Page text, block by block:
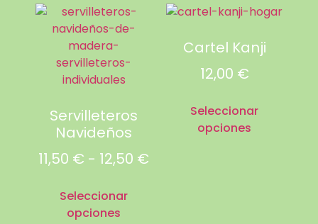
Servilleteros
Navideños
11,50 € - 12,50 €
Seleccionar
opciones
Cartel Kanji
12,00 €
Seleccionar
opciones